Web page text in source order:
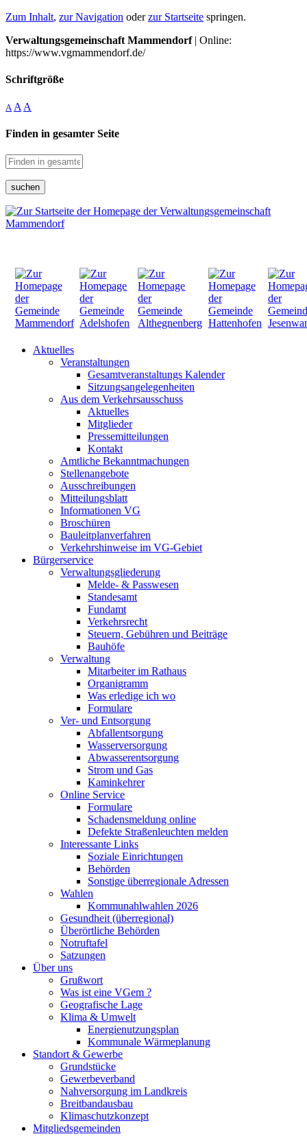
Zum Inhalt, zur Navigation oderzur Startseite springen.
Verwaltungsgemeinschaft Mammendorf| Online:
https://www.vgmammendorf.de/
Schriftgröße
A A A
Finden in gesamter Seite
suchen
Aktuelles
Veranstaltungen
Gesamtveranstaltungs Kalender
Sitzungsangelegenheiten
Aus dem Verkehrsausschuss
Aktuelles
Mitglieder
Pressemitteilungen
Kontakt
Amtliche Bekanntmachungen
Stellenangebote
Ausschreibungen
Mitteilungsblatt
Informationen VG
Broschüren
Bauleitplanverfahren
Verkehrshinweise im VG-Gebiet
Bürgerservice
Verwaltungsgliederung
Melde- & Passwesen
Standesamt
Fundamt
Verkehrsrecht
Steuern, Gebühren und Beiträge
Bauhöfe
Verwaltung
Mitarbeiter im Rathaus
Organigramm
Was erledige ich wo
Formulare
Ver- und Entsorgung
Abfallentsorgung
Wasserversorgung
Abwasserentsorgung
Strom und Gas
Kaminkehrer
Online Service
Formulare
Schadensmeldung online
Defekte Straßenleuchten melden
Interessante Links
Soziale Einrichtungen
Behörden
Sonstige überregionale Adressen
Wahlen
Kommunahlwahlen 2026
Gesundheit (überregional)
Überörtliche Behörden
Notruftafel
Satzungen
Über uns
Grußwort
Was ist eine VGem ?
Geografische Lage
Klima & Umwelt
Energienutzungsplan
Kommunale Wärmeplanung
Standort & Gewerbe
Grundstücke
Gewerbeverband
Nahversorgung im Landkreis
Breitbandausbau
Klimaschutzkonzept
Mitgliedsgemeinden